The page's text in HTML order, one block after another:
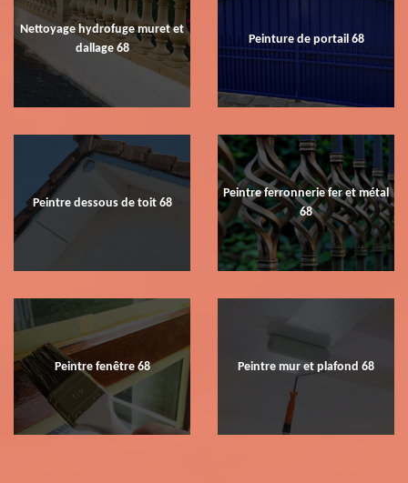
Nettoyage hydrofuge muret et
dallage 68
Peinture de portail 68
Peintre dessous de toit 68
Peintre ferronnerie fer et métal
68
Peintre fenêtre 68 Peintre mur et plafond 68